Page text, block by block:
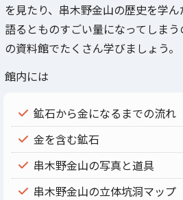
を見たり、串木野金山の歴史を学ん
語るとものすごい量になってしま
の資料館でたくさん学びましょう。
館内には
鉱石から金になるまでの流れ
金を含む鉱石
串木野金山の写真と道具
串木野金山の立体坑洞マップ